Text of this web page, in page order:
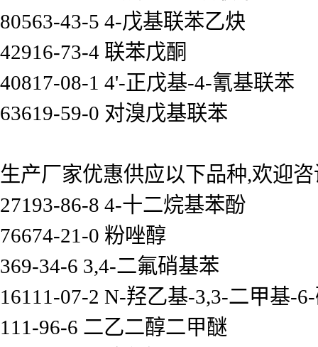
80563-43-5 4-戊基联苯乙炔
42916-73-4 联苯戊酮
40817-08-1 4'-正戊基-4-氰基联苯
63619-59-0 对溴戊基联苯
生产厂家优惠供应以下品种,欢迎
27193-86-8 4-十二烷基苯酚
76674-21-0 粉唑醇
369-34-6 3,4-二氟硝基苯
16111-07-2 N-羟乙基-3,3-二甲基-
111-96-6 二乙二醇二甲醚